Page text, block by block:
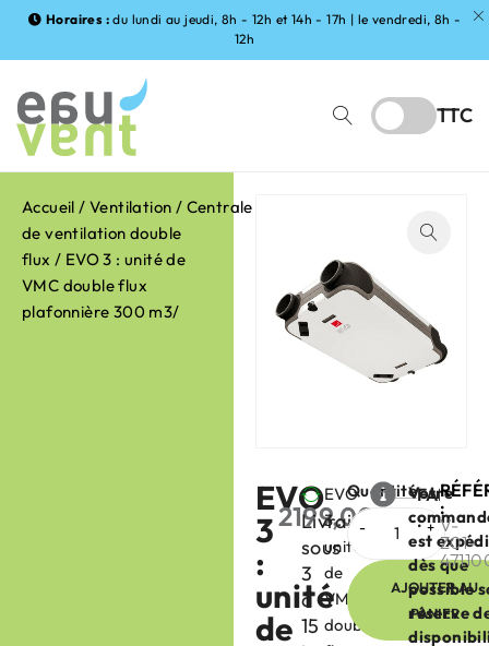
Horaires : du lundi au jeudi, 8h - 12h et 14h - 17h | le vendredi, 8h -
12h
TTC
Accueil /Ventilation / Centrale
de ventilation double
flux / EVO 3 : unité de
VMC double flux
plafonnière 300 m3/
EVO
3
:
unité
de
2199,00€ HT
Livraison
sous
3
à
15
EVO
3 :
unité
de
VMC
double
Quantité
AJOUTER AU
PANIER
Votre
est
dès que
possible
réserve
:
:
V-
Z01-